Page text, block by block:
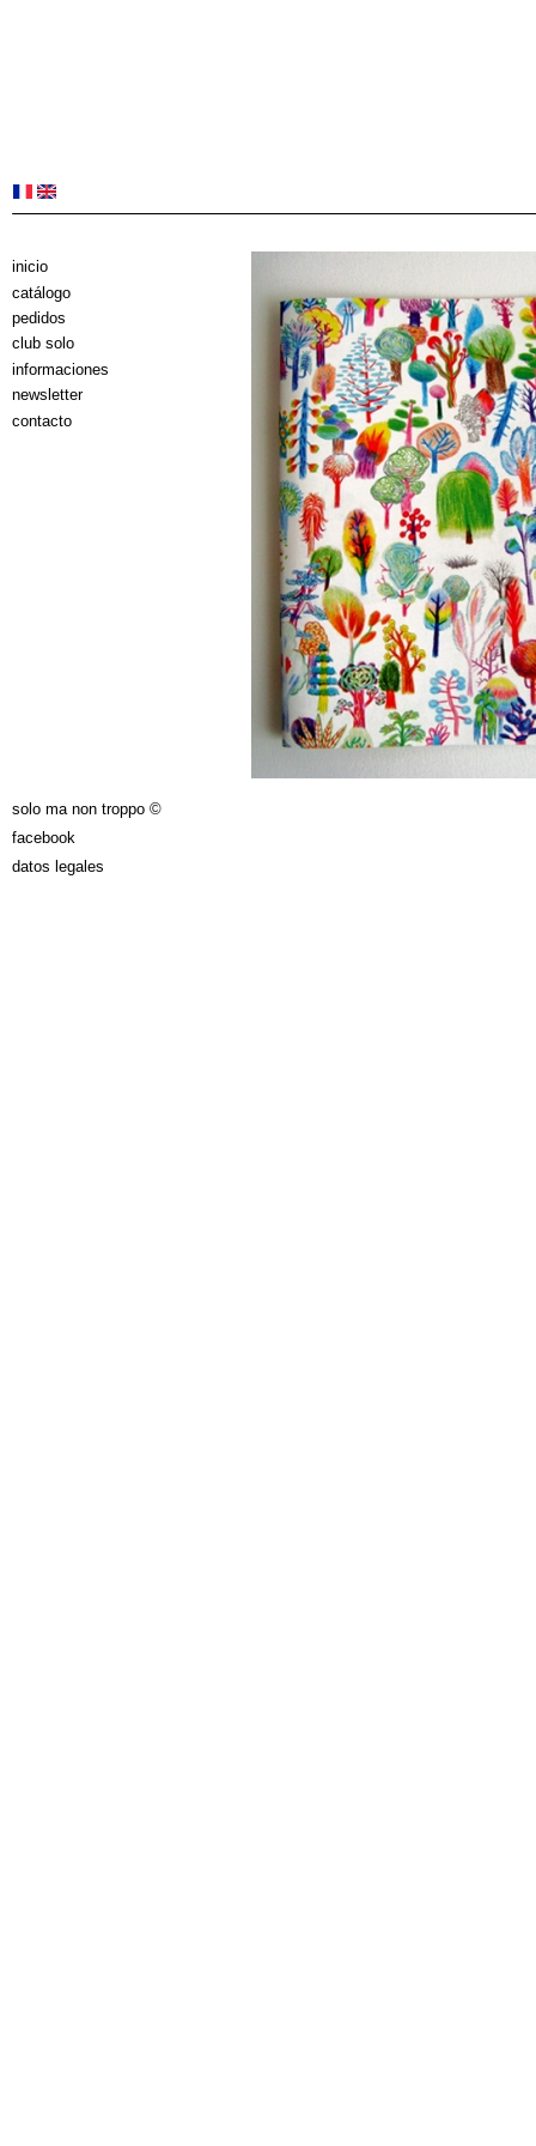
inicio
catálogo
pedidos
club solo
informaciones
newsletter
contacto
solo ma non troppo ©
facebook
datos legales